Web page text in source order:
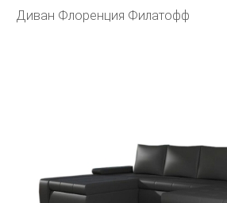
Диван Флоренция Филатофф